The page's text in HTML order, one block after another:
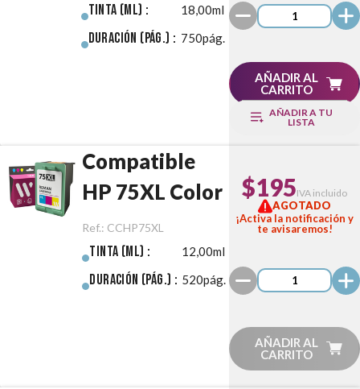
Tinta (ml) : 18,00ml
Duración (pág.) : 750pág.
AÑADIR AL
CARRITO
AÑADIR A TU
LISTA
Compatible
HP 75XL Color
Ref.: CCHP75XL
Tinta (ml) : 12,00ml
Duración (pág.) : 520pág.
$195IVA incluido
AGOTADO
¡Activa la notificación y
te avisaremos!
AÑADIR AL
CARRITO